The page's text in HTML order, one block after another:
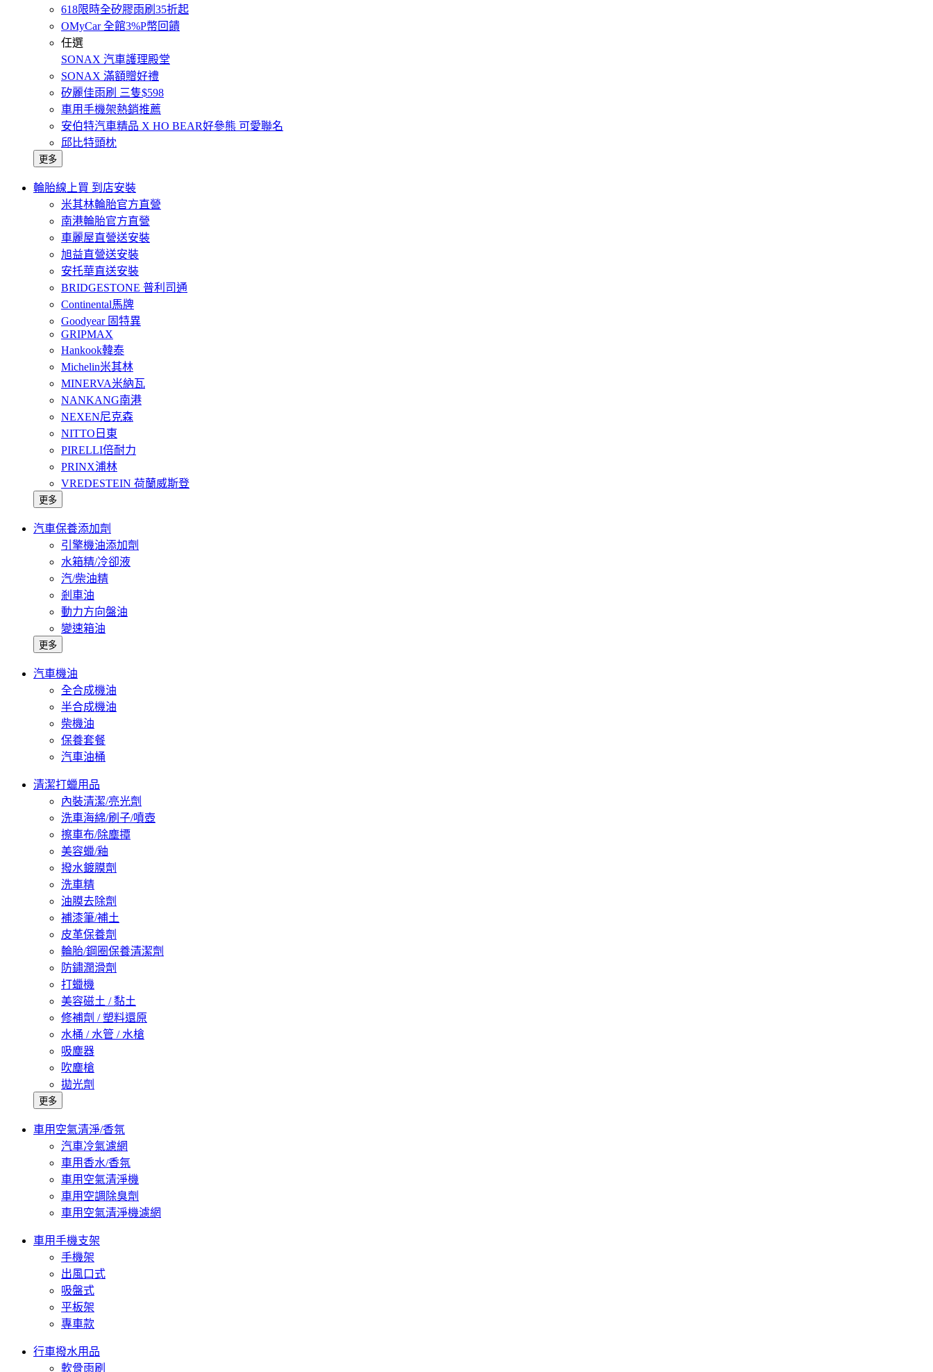
618限時全矽膠雨刷35折起
OMyCar 全館3%P幣回饋
任選
SONAX 汽車護理殿堂
SONAX 滿額贈好禮
矽麗佳雨刷 三隻$598
車用手機架熱銷推薦
安伯特汽車精品 X HO BEAR好參熊 可愛聯名
邱比特頭枕
更多
輪胎線上買 到店安裝
米其林輪胎官方直營
南港輪胎官方直營
車麗屋直營送安裝
旭益直營送安裝
安托華直送安裝
BRIDGESTONE 普利司通
Continental馬牌
Goodyear 固特異
GRIPMAX
Hankook韓泰
Michelin米其林
MINERVA米納瓦
NANKANG南港
NEXEN尼克森
NITTO日東
PIRELLI倍耐力
PRINX浦林
VREDESTEIN 荷蘭威斯登
更多
汽車保養添加劑
引擎機油添加劑
水箱精/冷卻液
汽/柴油精
剎車油
動力方向盤油
變速箱油
更多
汽車機油
全合成機油
半合成機油
柴機油
保養套餐
汽車油桶
清潔打蠟用品
內裝清潔/亮光劑
洗車海綿/刷子/噴壺
擦車布/除塵撢
美容蠟/釉
撥水鍍膜劑
洗車精
油膜去除劑
補漆筆/補土
皮革保養劑
輪胎/鋼圈保養清潔劑
防鏽潤滑劑
打蠟機
美容磁土 / 黏土
修補劑 / 塑料還原
水桶 / 水管 / 水槍
吸塵器
吹塵槍
拋光劑
更多
車用空氣清淨/香氛
汽車冷氣濾網
車用香水/香氛
車用空氣清淨機
車用空調除臭劑
車用空氣清淨機濾網
車用手機支架
手機架
出風口式
吸盤式
平板架
專車款
行車撥水用品
軟骨雨刷